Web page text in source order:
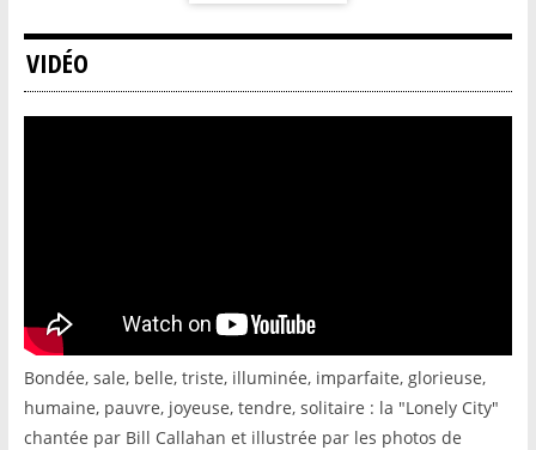
VIDÉO
Bondée, sale, belle, triste, illuminée, imparfaite, glorieuse,
humaine, pauvre, joyeuse, tendre, solitaire : la "Lonely City"
chantée par Bill Callahan et illustrée par les photos de